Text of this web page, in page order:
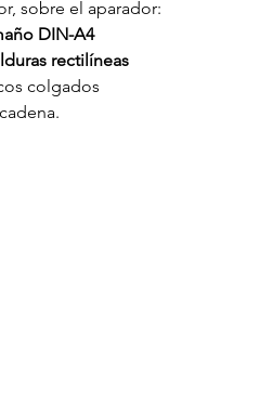
sobre el aparador:
DIN-A4
rectilíneas
colgados